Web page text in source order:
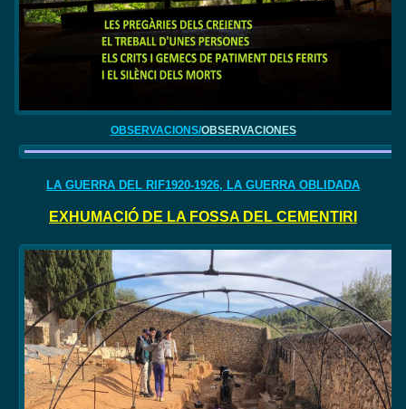
OBSERVACIONS/OBSERVACIONES
LA GUERRA DEL RIF1920-1926, LA GUERRA OBLIDADA
EXHUMACIÓ DE LA FOSSA DEL CEMENTIRI